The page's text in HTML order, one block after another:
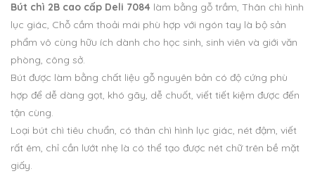
Bút chì 2B cao cấp Deli 7084 làm bằng gỗ trầm, Thân chì hình
lục giác, Chỗ cầm thoải mái phù hợp với ngón tay là bộ sản
phẩm vô cùng hữu ích dành cho học sinh, sinh viên và giới văn
phòng, công sở.
Bút được làm bằng chất liệu gỗ nguyên bản có độ cứng phù
hợp để dễ dàng gọt, khó gãy, dễ chuốt, viết tiết kiệm được đến
tận cùng.
Loại bút chì tiêu chuẩn, có thân chì hình lục giác, nét đậm, viết
rất êm, chỉ cần lướt nhẹ là có thể tạo được nét chữ trên bề mặt
giấy.